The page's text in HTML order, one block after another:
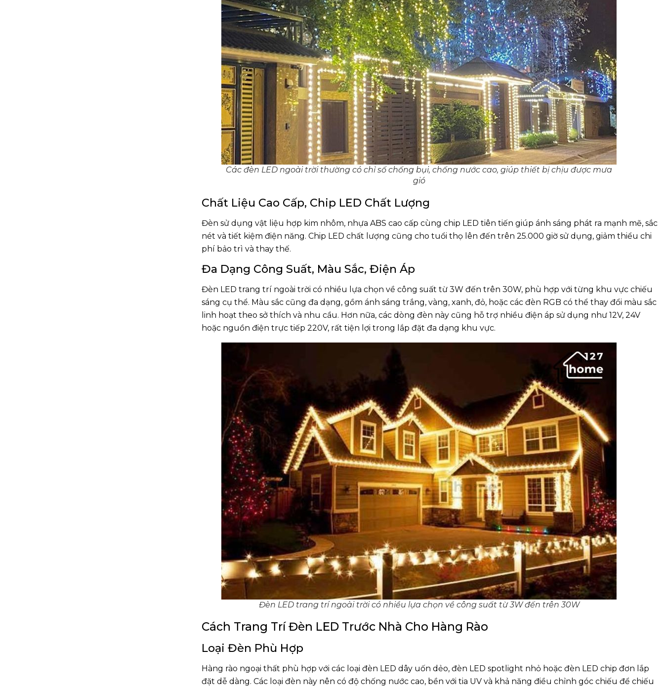
Các đèn LED ngoài trời thường có chỉ số chống bụi, chống nước cao, giúp thiết bị chịu được mưa
gió
Chất Liệu Cao Cấp, Chip LED Chất Lượng
Đèn sử dụng vật liệu hợp kim nhôm, nhựa ABS cao cấp cùng chip LED tiên tiến giúp ánh sáng phát ra mạnh mẽ, sắc
nét và tiết kiệm điện năng. Chip LED chất lượng cũng cho tuổi thọ lên đến trên 25.000 giờ sử dụng, giảm thiểu chi
phí bảo trì và thay thế.
Đa Dạng Công Suất, Màu Sắc, Điện Áp
Đèn LED trang trí ngoài trời có nhiều lựa chọn về công suất từ 3W đến trên 30W, phù hợp với từng khu vực chiếu
sáng cụ thể. Màu sắc cũng đa dạng, gồm ánh sáng trắng, vàng, xanh, đỏ, hoặc các đèn RGB có thể thay đổi màu sắc
linh hoạt theo sở thích và nhu cầu. Hơn nữa, các dòng đèn này cũng hỗ trợ nhiều điện áp sử dụng như 12V, 24V
hoặc nguồn điện trực tiếp 220V, rất tiện lợi trong lắp đặt đa dạng khu vực.
Đèn LED trang trí ngoài trời có nhiều lựa chọn về công suất từ 3W đến trên 30W
Cách Trang Trí Đèn LED Trước Nhà Cho Hàng Rào
Loại Đèn Phù Hợp
Hàng rào ngoại thất phù hợp với các loại đèn LED dây uốn dẻo, đèn LED spotlight nhỏ hoặc đèn LED chip đơn lắp
đặt dễ dàng. Các loại đèn này nên có độ chống nước cao, bền với tia UV và khả năng điều chỉnh góc chiếu để chiếu